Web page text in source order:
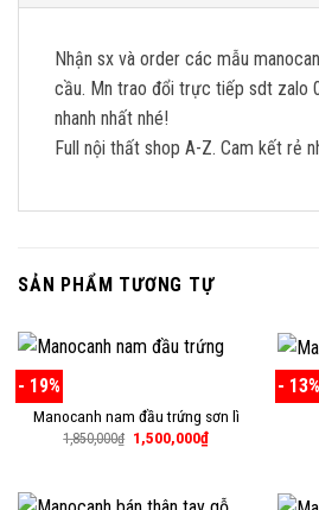
Nhận sx và order các mẫu
cầu. Mn trao đổi trực tiếp sdt zalo
nhanh nhất nhé!
Full nội thất shop A-Z. Cam kết rẻ
SẢN PHẨM TƯƠNG TỰ
- 19%
Manocanh nam đầu trứng sơn lì
1,850,000₫ Giá
gốc
1,500,000₫Giá
hiện
1,500,000₫.
- 13%